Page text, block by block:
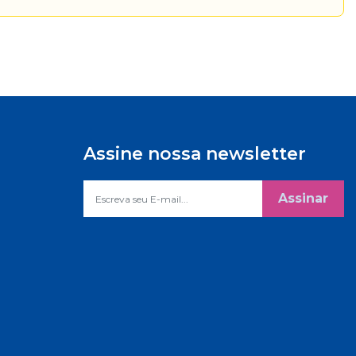
Assine nossa newsletter
Assinar